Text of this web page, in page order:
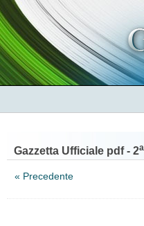
Gazzetta Ufficiale pdf - 2a
« Precedente